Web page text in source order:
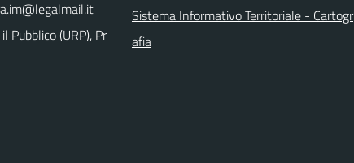
Pubblico (URP), Pr
Sistema Informativo Territoriale - Cartogr
afia